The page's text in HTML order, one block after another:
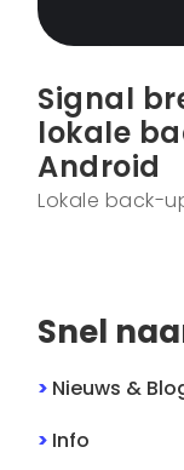
Signal
lokale
Android
Lokale back-
Snel
> Nieuws &
> Info